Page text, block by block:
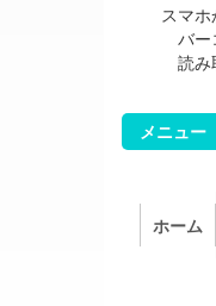
スマホ
バー
読み
メニュー
ホーム